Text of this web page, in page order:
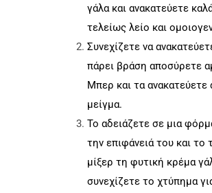
γάλα και ανακατεύετε
τελείως λείο και
Συνεχίζετε να
πάρει βράση αποσύρετε
Μπερ και τα
μείγμα.
Το αδειάζετε σε μια
την επιφάνειά του και
μίξερ τη φυτική κρέμα
συνεχίζετε το χτύπημα